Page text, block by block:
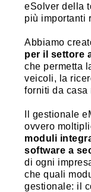
eSolver della
più importanti
Abbiamo
per il settore
che permetta
veicoli, la
forniti da casa
Il gestionale
ovvero
moduli
software a
di ogni
che quali
gestionale: il